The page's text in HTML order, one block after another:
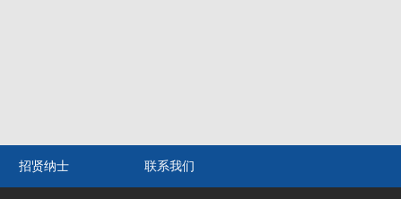
招贤纳士 联系我们